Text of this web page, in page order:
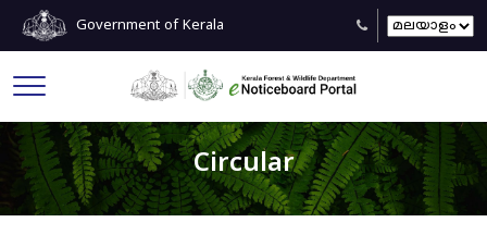
Government of Kerala
Circular